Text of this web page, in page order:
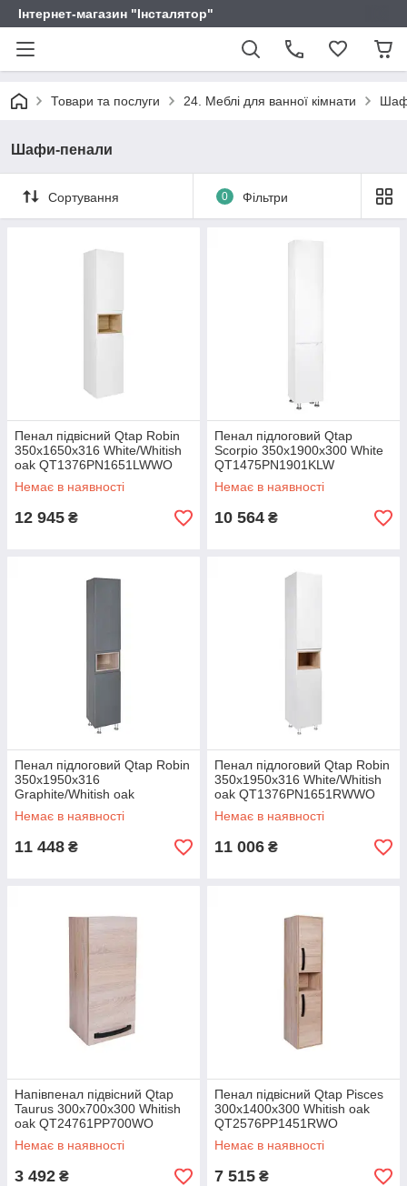
Інтернет-магазин "Інсталятор"
Товари та послуги 24. Меблі для ванної кімнати
Шафи-пенали
Сортування 0 Фільтри
Пенал підвісний Qtap Robin
350х1650х316 White/Whitish
oak QT1376PN1651LWWO
Немає в наявності
12 945 ₴
Пенал підлоговий Qtap
Scorpio 350х1900х300 White
QT1475PN1901KLW
Немає в наявності
10 564 ₴
Пенал підлоговий Qtap Robin
350х1950х316
Graphite/Whitish oak
QT1376PN1652RGWO
Немає в наявності
11 448 ₴
Пенал підлоговий Qtap Robin
350х1950х316 White/Whitish
oak QT1376PN1651RWWO
Немає в наявності
11 006 ₴
Напівпенал підвісний Qtap
Taurus 300х700х300 Whitish
oak QT24761PP700WO
Немає в наявності
3 492 ₴
Пенал підвісний Qtap Pisces
300х1400х300 Whitish oak
QT2576PP1451RWO
Немає в наявності
7 515 ₴